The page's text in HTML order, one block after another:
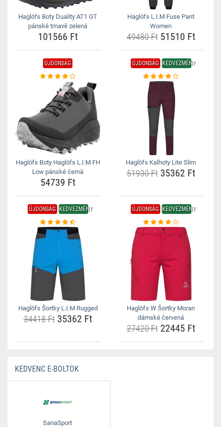
Haglöfs Boty Duality AT1 GT
pánské tmavě zelená
101566 Ft
Haglöfs L.I.M Fuse Pant
Women
49480 Ft51510 Ft
ÚJDONSÁG
Haglöfs Boty Haglöfs L.I.M FH
Low pánské černá
54739 Ft
ÚJDONSÁG KEDVEZMÉNY
Haglöfs Kalhoty Lite Slim
51930 Ft35362 Ft
ÚJDONSÁG KEDVEZMÉNY
Haglöfs Šortky L.I.M Rugged
34418 Ft35362 Ft
ÚJDONSÁG KEDVEZMÉNY
Haglöfs W Šortky Moran
dámské červená
27420 Ft22445 Ft
KEDVENC E-BOLTOK
SanaSport